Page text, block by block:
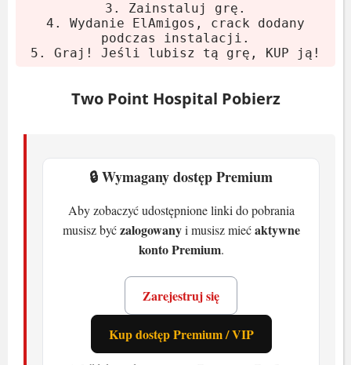
Procesor: Intel Core i3-6100 3.7 GHz /
AMD FX-4350 4.2 GHz
Karta graficzna:2 GB GeForce GTX
RAM:4 GB
Zalecane
Procesor:Intel Core i5-6600 3.3 GHz /
AMD Ryzen 5 1600X 3.6 GHz
780 / Radeon R9 290X
RAM:8 GB
Miejsce na dysku:5 GB HDD
System:Windows 10 64-bit
3. Zainstaluj grę.
4. Wydanie ElAmigos, crack dodany
podczas instalacji.
5. Graj! Jeśli lubisz tą grę, KUP ją!
Two Point Hospital Pobierz
🔒 Wymagany dostęp Premium
Aby zobaczyć udostępnione linki do pobrania
musisz byćzalogowanyi musisz miećaktywne
konto Premium.
Zarejestruj się
Kup dostęp Premium / VIP